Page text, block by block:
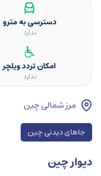
دسترسی به مترو
ندارد
امکان تردد ویلچر
ندارد
مرز شمالی چین
جاهای دیدنی چین
دیوار چین